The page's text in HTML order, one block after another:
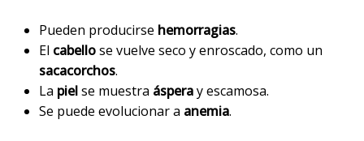
Pueden producirse hemorragias.
El cabellose vuelve seco y enroscado, como un
sacacorchos.
La pielse muestra ásperay escamosa.
Se puede evolucionar a anemia.